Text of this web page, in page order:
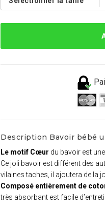
Description Bavoir bébé
Le motif Cœur du bavoir est
Ce joli bavoir est différent des
vilaines taches, il ajoutera de la
Composé entièrement de
très absorbant est facile